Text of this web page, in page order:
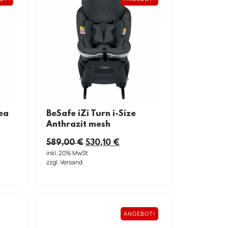
BeSafe iZi Turn i-Size
Anthrazit mesh
589,00€ 530,10 €
inkl. 20% MwSt
zzgl. Versand
ANGEBOT!